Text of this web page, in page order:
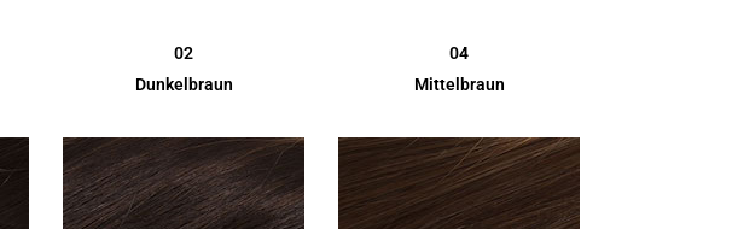
02
Dunkelbraun
04
Mittelbraun